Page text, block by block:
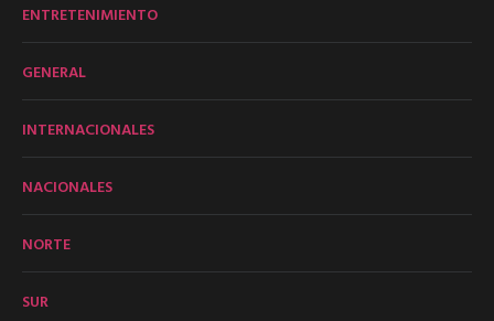
ENTRETENIMIENTO
GENERAL
INTERNACIONALES
NACIONALES
NORTE
SUR